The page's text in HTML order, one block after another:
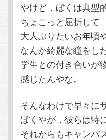
やけど，ぼくは典型
ちょこっと屈折して
大人ぶりたいお年頃
なんか綺麗な瞳をし
学生との付き合いが
感じたんやな。
そんなわけで早々に
ぼくやが，彼らは特
それからもキャンパ